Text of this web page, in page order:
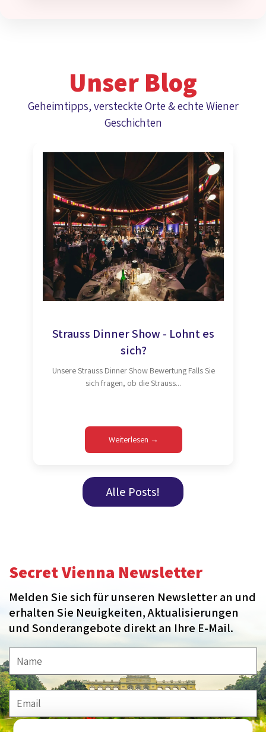
Unser Blog
Geheimtipps, versteckte Orte & echte Wiener
Geschichten
Strauss Dinner Show - Lohnt es
sich?
Unsere Strauss Dinner Show Bewertung Falls Sie
sich fragen, ob die Strauss...
Weiterlesen →
Alle Posts!
Secret Vienna Newsletter
Melden Sie sich für unseren Newsletter an und
erhalten Sie Neuigkeiten, Aktualisierungen
und Sonderangebote direkt an Ihre E-Mail.